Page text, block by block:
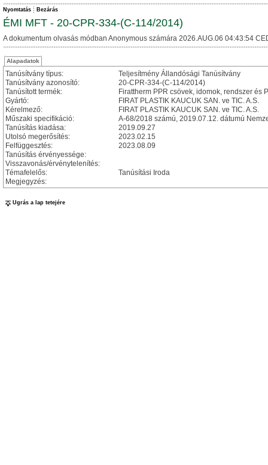
Nyomtatás Bezárás
ÉMI MFT - 20-CPR-334-(C-114/2014)
A dokumentum olvasás módban Anonymous számára 2026.AUG.06 04:43:54
Alapadatok
Tanúsítvány típus:
Teljesítmény Állandósági Tanúsítvány
Tanúsítvány azonosító:
20-CPR-334-(C-114/2014)
Tanúsított termék:
Firattherm PPR csövek, idomok, rendszer és
Gyártó:
FIRAT PLASTIK KAUCUK SAN. ve TIC. A.S.
Kérelmező:
FIRAT PLASTIK KAUCUK SAN. ve TIC. A.S.
Műszaki specifikáció:
A-68/2018 számú, 2019.07.12. dátumú
Tanúsítás kiadása:
2019.09.27
Utolsó megerősítés:
2023.02.15
Felfüggesztés:
2023.08.09
Tanúsítás érvényessége:
Visszavonás/érvénytelenítés:
Témafelelős:
Tanúsítási Iroda
Megjegyzés:
Ugrás a lap tetejére